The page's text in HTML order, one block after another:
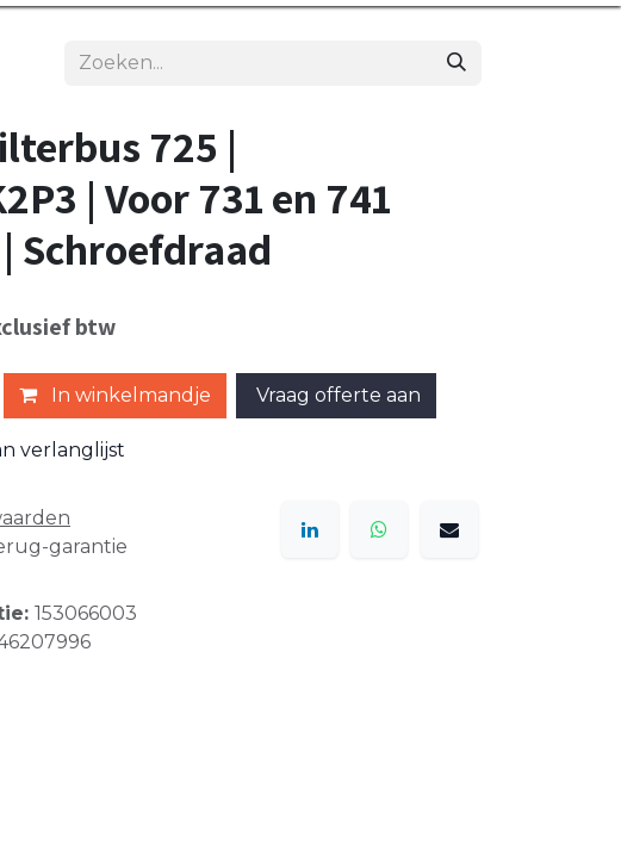
725 |
| Voor 731 en 741
Schroefdraad
btw
In winkelmandje Vraag offerte aan
verlanglijst
garantie
153066003